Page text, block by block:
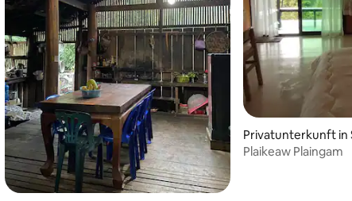
Bewertung: 4,2 von 5, 5 Bewertungen
Privatunterkunft in
Plaikeaw Plaingam